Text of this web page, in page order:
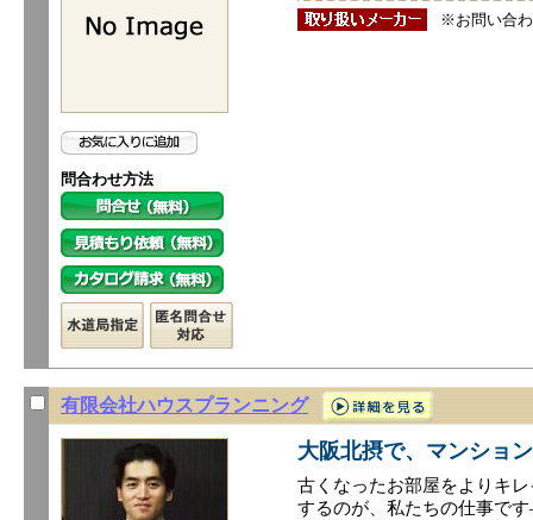
問合わせ方法
※お問い合
有限会社ハウスプランニング
大阪北摂で、マンショ
古くなったお部屋をよりキ
するのが、私たちの仕事で